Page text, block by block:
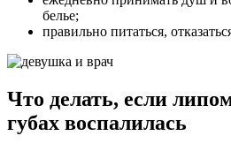
белье;
правильно питаться,
Что делать, если
губах воспалилась